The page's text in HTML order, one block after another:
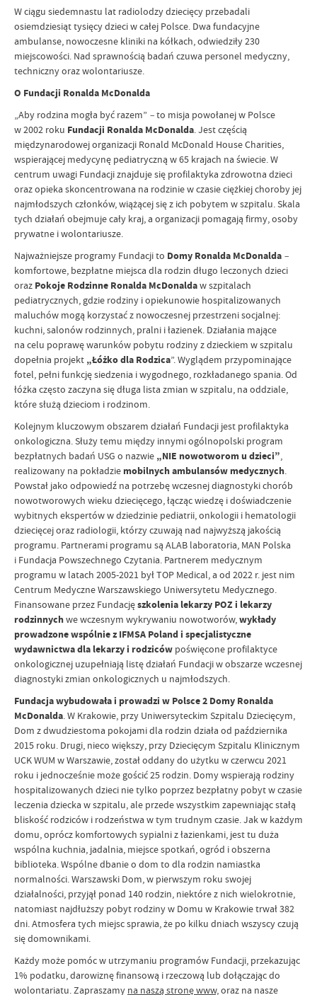
W ciągu siedemnastu lat radiolodzy dziecięcy przebadali
osiemdziesiąt tysięcy dzieci w całej Polsce. Dwa fundacyjne
ambulanse, nowoczesne kliniki na kółkach, odwiedziły 230
miejscowości. Nad sprawnością badań czuwa personel medyczny,
techniczny oraz wolontariusze.
O Fundacji Ronalda McDonalda
„Aby rodzina mogła być razem” –to misja powołanej w Polsce
w 2002 roku Fundacji Ronalda McDonalda. Jest częścią
międzynarodowej organizacji Ronald McDonald House Charities,
wspierającej medycynę pediatryczną w 65 krajach na świecie. W
centrum uwagi Fundacji znajduje się profilaktyka zdrowotna dzieci
oraz opieka skoncentrowana na rodzinie w czasie ciężkiej choroby jej
najmłodszych członków, wiążącej się z ich pobytem w szpitalu. Skala
tych działań obejmuje cały kraj, a organizacji pomagają firmy, osoby
prywatne i wolontariusze.
Najważniejsze programy Fundacji to Domy Ronalda McDonalda –
komfortowe, bezpłatne miejsca dla rodzin długo leczonych dzieci
oraz Pokoje Rodzinne Ronalda McDonaldaw szpitalach
pediatrycznych, gdzie rodziny i opiekunowie hospitalizowanych
maluchów mogą korzystać z nowoczesnej przestrzeni socjalnej:
kuchni, salonów rodzinnych, pralni i łazienek. Działania mające
na celu poprawę warunków pobytu rodziny z dzieckiem w szpitalu
dopełnia projekt „Łóżko dla Rodzica”. Wyglądem przypominające
fotel, pełni funkcję siedzenia i wygodnego, rozkładanego spania. Od
łóżka często zaczyna się długa lista zmian w szpitalu, na oddziale,
które służą dzieciom i rodzinom.
Kolejnym kluczowym obszarem działań Fundacji jest profilaktyka
onkologiczna. Służy temu między innymi ogólnopolski program
bezpłatnych badań USG o nazwie „NIE nowotworom u dzieci”,
realizowany na pokładzie mobilnych ambulansów medycznych.
Powstał jako odpowiedź na potrzebę wczesnej diagnostyki chorób
nowotworowych wieku dziecięcego, łącząc wiedzę i doświadczenie
wybitnych ekspertów w dziedzinie pediatrii, onkologii i hematologii
dziecięcej oraz radiologii, którzy czuwają nad najwyższą jakością
programu. Partnerami programu są ALAB laboratoria, MAN Polska
i Fundacja Powszechnego Czytania. Partnerem medycznym
programu w latach 2005-2021 był TOP Medical, a od 2022 r. jest nim
Centrum Medyczne Warszawskiego Uniwersytetu Medycznego.
Finansowane przez Fundacjęszkolenia lekarzy POZ i lekarzy
rodzinnychwe wczesnym wykrywaniu nowotworów,wykłady
prowadzone wspólnie z IFMSA Poland i specjalistyczne
wydawnictwa dla lekarzy i rodziców poświęcone profilaktyce
onkologicznej uzupełniają listę działań Fundacji w obszarze wczesnej
diagnostyki zmian onkologicznych u najmłodszych.
Fundacja wybudowała i prowadzi w Polsce 2 Domy Ronalda
McDonalda. W Krakowie, przy Uniwersyteckim Szpitalu Dziecięcym,
Dom z dwudziestoma pokojami dla rodzin działa od października
2015 roku. Drugi, nieco większy, przy Dziecięcym Szpitalu Klinicznym
UCK WUM w Warszawie, został oddany do użytku w czerwcu 2021
roku i jednocześnie może gościć 25 rodzin. Domy wspierają rodziny
hospitalizowanych dzieci nie tylko poprzez bezpłatny pobyt w czasie
leczenia dziecka w szpitalu, ale przede wszystkim zapewniając stałą
bliskość rodziców i rodzeństwa w tym trudnym czasie. Jak w każdym
domu, oprócz komfortowych sypialni z łazienkami, jest tu duża
wspólna kuchnia, jadalnia, miejsce spotkań, ogród i obszerna
biblioteka. Wspólne dbanie o dom to dla rodzin namiastka
normalności. Warszawski Dom, w pierwszym roku swojej
działalności, przyjął ponad 140 rodzin, niektóre z nich wielokrotnie,
natomiast najdłuższy pobyt rodziny w Domu w Krakowie trwał 382
dni. Atmosfera tych miejsc sprawia, że po kilku dniach wszyscy czują
się domownikami.
Każdy może pomóc w utrzymaniu programów Fundacji, przekazując
1% podatku, darowiznę finansową i rzeczową lub dołączając do
wolontariatu. Zapraszamy na naszą stronę www,oraz na nasze